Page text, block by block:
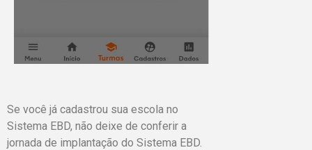
Se você já cadastrou sua escola no
Sistema EBD, não deixe de conferir a
jornada de implantação do Sistema EBD.